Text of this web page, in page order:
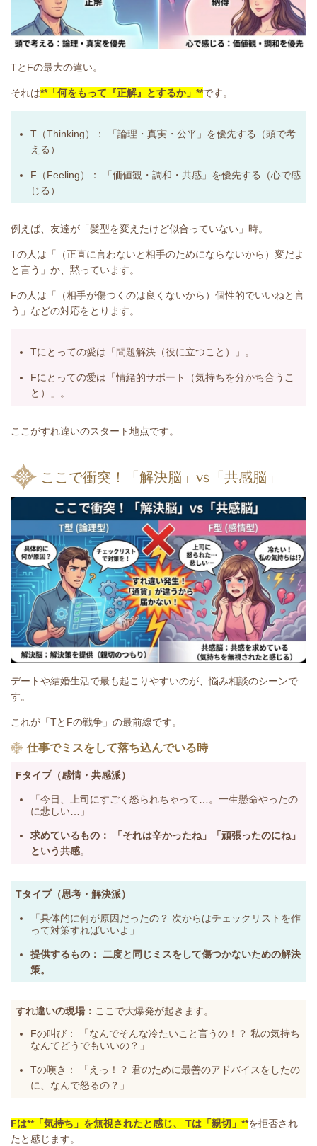
TとFの最大の違い。
それは**「何をもって『正解』とするか」**です。
T（Thinking）：
「論理・真実・公平」を優先する（頭で考
える）
F（Feeling）：
「価値観・調和・共感」を優先する（心で感
じる）
例えば、友達が「髪型を変えたけど似合っていない」時。
Tの人 は「（正直に言わないと相手のためにならないから）変だよ
と言う」か、黙っています。
Fの人 は「（相手が傷つくのは良くないから）個性的でいいねと言
う」などの対応をとります。
Tにとっての愛は「問題解決（役に立つこと）」。
Fにとっての愛は「情緒的サポート（気持ちを分かち合うこ
と）」。
ここがすれ違いのスタート地点です。
ここで衝突！「解決脳」vs「共感脳」
デートや結婚生活で最も起こりやすいのが、悩み相談のシーンで
す。
これが「TとFの戦争」の最前線です。
仕事でミスをして落ち込んでいる時
Fタイプ（感情・共感派）
「今日、上司にすごく怒られちゃって…。一生懸命やったの
に悲しい…」
求めているもの：
「それは辛かったね」「頑張ったのにね」
という共感。
Tタイプ（思考・解決派）
「具体的に何が原因だったの？ 次からはチェックリストを作
って対策すればいいよ」
提供するもの： 二度と同じミスをして傷つかないための解決
策。
すれ違いの現場： ここで大爆発が起きます。
Fの叫び：
「なんでそんな冷たいこと言うの！？ 私の気持ち
なんてどうでもいいの？」
Tの嘆き：
「えっ！？ 君のために最善のアドバイスをしたの
に、なんで怒るの？」
Fは**「気持ち」を無視されたと感じ、 Tは「親切」**を拒否され
たと感じます。